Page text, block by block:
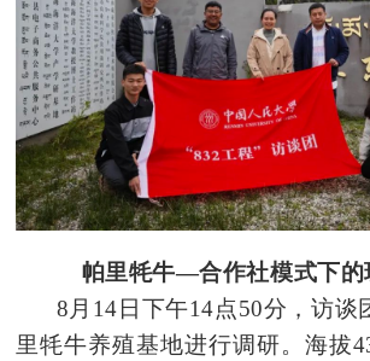
帕里牦牛—合作社模式下的
8月14日下午14点50分，访谈
里牦牛养殖基地进行调研。海拔